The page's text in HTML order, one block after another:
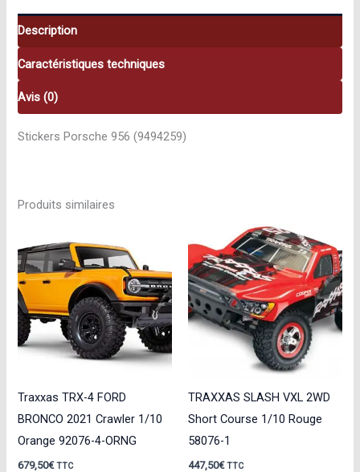
Description
Caractéristiques techniques
Avis (0)
Stickers Porsche 956 (9494259)
Produits similaires
Traxxas TRX-4 FORD
BRONCO 2021 Crawler 1/10
Orange 92076-4-ORNG
679,50€ TTC
TRAXXAS SLASH VXL 2WD
Short Course 1/10 Rouge
58076-1
447,50€ TTC